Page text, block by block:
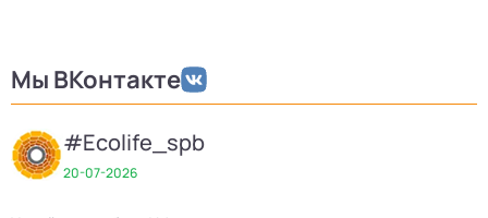
Мы ВКонтакте
#Ecolife_spb
20-07-2026